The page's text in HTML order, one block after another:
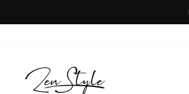
ン